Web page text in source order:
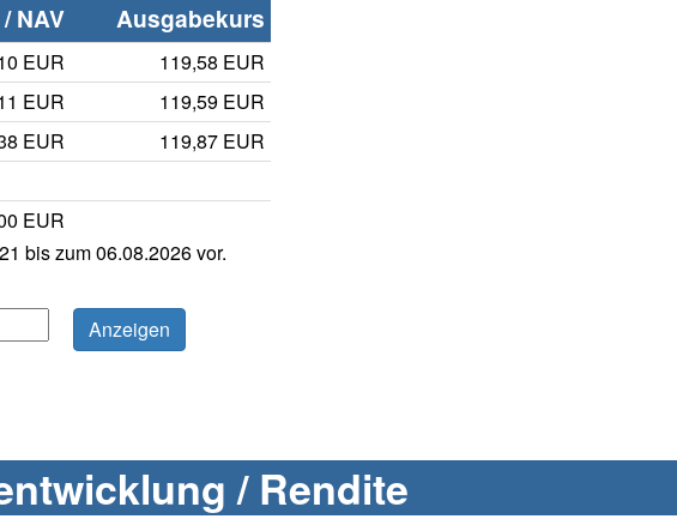
NAV Ausgabekurs
EUR
119,58 EUR
EUR
119,59 EUR
EUR
119,87 EUR
EUR
bis zum 06.08.2026 vor.
/ Rendite